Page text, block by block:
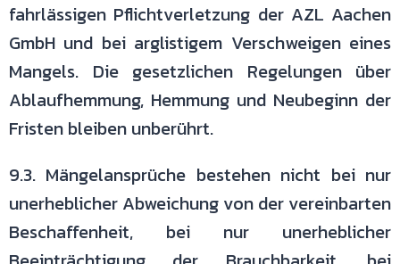
fahrlässigen Pflichtverletzung der AZL Aachen
GmbH und bei arglistigem Verschweigen eines
Mangels. Die gesetzlichen Regelungen über
Ablaufhemmung, Hemmung und Neubeginn der
Fristen bleiben unberührt.
9.3. Mängelansprüche bestehen nicht bei nur
unerheblicher Abweichung von der vereinbarten
Beschaffenheit, bei nur unerheblicher